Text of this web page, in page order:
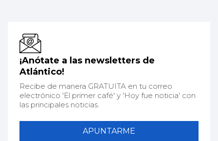
¡Anótate a las newsletters de
Atlántico!
Recibe de manera GRATUITA en tu correo
electrónico 'El primer café' y 'Hoy fue noticia' con
las principales noticias.
APUNTARME